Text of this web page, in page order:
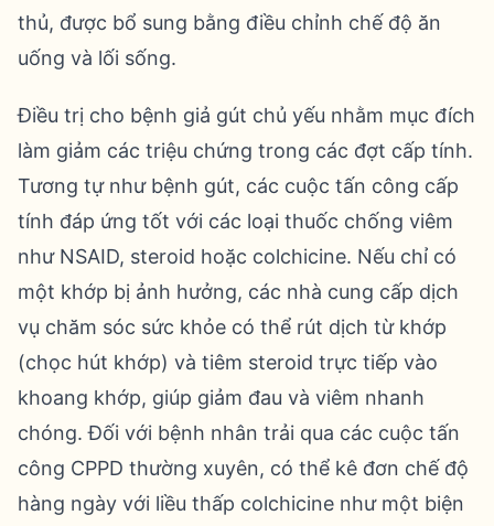
thủ, được bổ sung bằng điều chỉnh chế độ ăn
uống và lối sống.
Điều trị cho bệnh giả gút chủ yếu nhằm mục đích
làm giảm các triệu chứng trong các đợt cấp tính.
Tương tự như bệnh gút, các cuộc tấn công cấp
tính đáp ứng tốt với các loại thuốc chống viêm
như NSAID, steroid hoặc colchicine. Nếu chỉ có
một khớp bị ảnh hưởng, các nhà cung cấp dịch
vụ chăm sóc sức khỏe có thể rút dịch từ khớp
(chọc hút khớp) và tiêm steroid trực tiếp vào
khoang khớp, giúp giảm đau và viêm nhanh
chóng. Đối với bệnh nhân trải qua các cuộc tấn
công CPPD thường xuyên, có thể kê đơn chế độ
hàng ngày với liều thấp colchicine như một biện